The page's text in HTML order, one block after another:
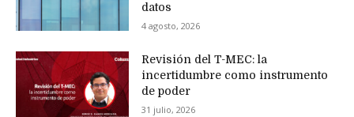
datos
4 agosto, 2026
Revisión del T-MEC: la
incertidumbre como instrumento
de poder
31 julio, 2026